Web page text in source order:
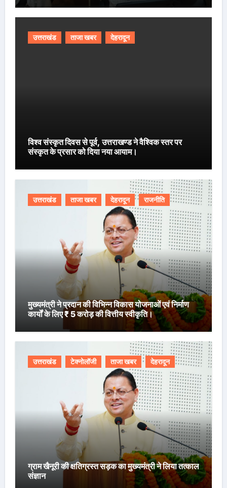
उत्तराखंड ताजा खबर देहरादून
विश्व संस्कृत दिवस से पूर्व, उत्तराखण्ड ने वैश्विक स्तर पर
संस्कृत के प्रसार को दिया नया आयाम।
उत्तराखंड ताजा खबर देहरादून राजनीति
मुख्यमंत्री ने प्रदान की विभिन्न विकास योजनाओं एवं निर्माण
कार्यों के लिए ₹ 5 करोड़ की वित्तीय स्वीकृति।
उत्तराखंड टेक्नोलॉजी ताजा खबर देहरादून
ग्राम खैनूरी की क्षतिग्रस्त सड़क का मुख्यमंत्री ने लिया तत्काल
संज्ञान